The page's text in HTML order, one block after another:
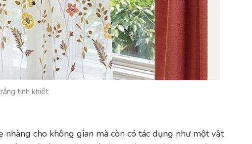
tinh khiết
cho không gian mà còn có tác dụng như một vật